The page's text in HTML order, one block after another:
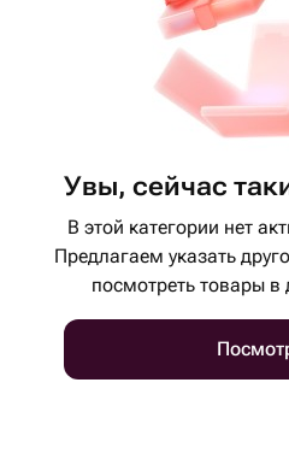
Увы, сейчас
В этой категории нет
Предлагаем указать
посмотреть товары в